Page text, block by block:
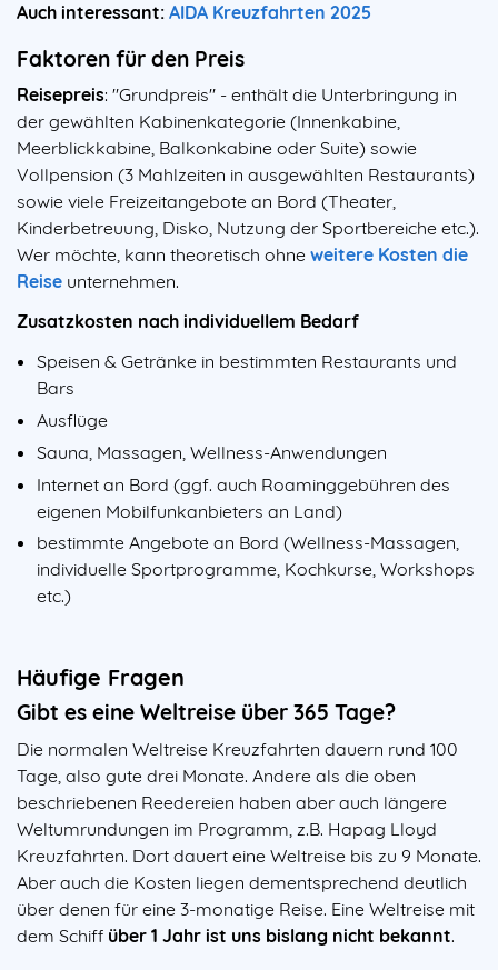
Auch interessant: AIDA Kreuzfahrten 2025
Faktoren für den Preis
Reisepreis: "Grundpreis" - enthält die Unterbringung in
der gewählten Kabinenkategorie (Innenkabine,
Meerblickkabine, Balkonkabine oder Suite) sowie
Vollpension (3 Mahlzeiten in ausgewählten Restaurants)
sowie viele Freizeitangebote an Bord (Theater,
Kinderbetreuung, Disko, Nutzung der Sportbereiche etc.).
Wer möchte, kann theoretisch ohne weitere Kosten die
Reise unternehmen.
Zusatzkosten nach individuellem Bedarf
Speisen & Getränke in bestimmten Restaurants und
Bars
Ausflüge
Sauna, Massagen, Wellness-Anwendungen
Internet an Bord (ggf. auch Roaminggebühren des
eigenen Mobilfunkanbieters an Land)
bestimmte Angebote an Bord (Wellness-Massagen,
individuelle Sportprogramme, Kochkurse, Workshops
etc.)
Häufige Fragen
Gibt es eine Weltreise über 365 Tage?
Die normalen Weltreise Kreuzfahrten dauern rund 100
Tage, also gute drei Monate. Andere als die oben
beschriebenen Reedereien haben aber auch längere
Weltumrundungen im Programm, z.B. Hapag Lloyd
Kreuzfahrten. Dort dauert eine Weltreise bis zu 9 Monate.
Aber auch die Kosten liegen dementsprechend deutlich
über denen für eine 3-monatige Reise. Eine Weltreise mit
dem Schiff über 1 Jahr ist uns bislang nicht bekannt.